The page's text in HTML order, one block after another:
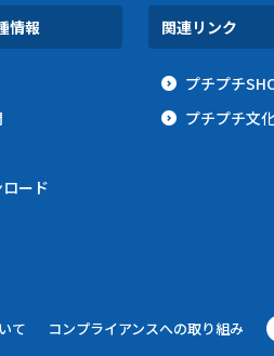
情報
ード
関連リンク
プチプチ
プチプチ文
て コンプライアンスへの取り組み